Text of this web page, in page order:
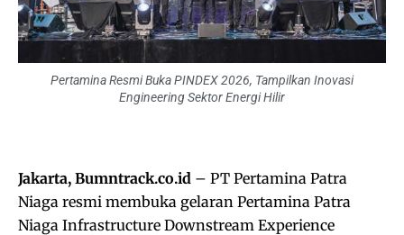
Pertamina Resmi Buka PINDEX 2026, Tampilkan Inovasi
Engineering Sektor Energi Hilir
Jakarta, Bumntrack.co.id – PT Pertamina Patra
Niaga resmi membuka gelaran Pertamina Patra
Niaga Infrastructure Downstream Experience